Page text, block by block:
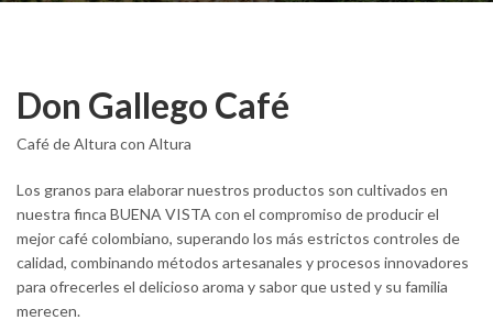
Don Gallego Café
Café de Altura con Altura
Los granos para elaborar nuestros productos son cultivados en
nuestra finca BUENA VISTA con el compromiso de producir el
mejor café colombiano, superando los más estrictos controles de
calidad, combinando métodos artesanales y procesos innovadores
para ofrecerles el delicioso aroma y sabor que usted y su familia
merecen.